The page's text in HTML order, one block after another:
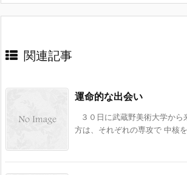
関連記事
運命的な出会い
３０日に武蔵野美術大学から
方は、それぞれの専攻で 中核